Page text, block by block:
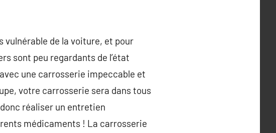
vulnérable de la voiture, et pour
sont peu regardants de l’état
une carrosserie impeccable et
votre carrosserie sera dans tous
réaliser un entretien
médicaments ! La carrosserie